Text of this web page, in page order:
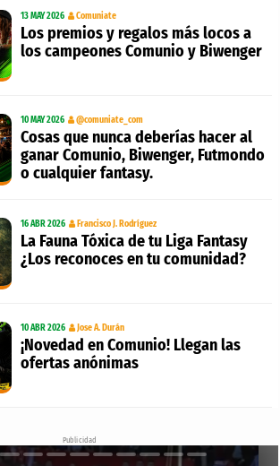
13 MAY 2026 Comuniate
Los premios y regalos más locos a
los campeones Comunio y Biwenger
10 MAY 2026 @comuniate_com
Cosas que nunca deberías hacer al
ganar Comunio, Biwenger, Futmondo
o cualquier fantasy.
16 ABR 2026 Francisco J. Rodríguez
La Fauna Tóxica de tu Liga Fantasy
¿Los reconoces en tu comunidad?
10 ABR 2026 Jose A. Durán
¡Novedad en Comunio! Llegan las
ofertas anónimas
Publicidad